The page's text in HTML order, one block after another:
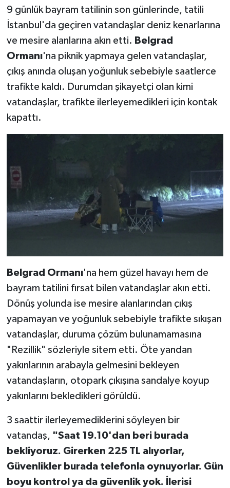
9 günlük bayram tatilinin son günlerinde, tatili
İstanbul'da geçiren vatandaşlar deniz kenarlarına
ve mesire alanlarına akın etti. Belgrad
Ormanı'na piknik yapmaya gelen vatandaşlar,
çıkış anında oluşan yoğunluk sebebiyle saatlerce
trafikte kaldı. Durumdan şikayetçi olan kimi
vatandaşlar, trafikte ilerleyemedikleri için kontak
kapattı.
Belgrad Ormanı'na hem güzel havayı hem de
bayram tatilini fırsat bilen vatandaşlar akın etti.
Dönüş yolunda ise mesire alanlarından çıkış
yapamayan ve yoğunluk sebebiyle trafikte sıkışan
vatandaşlar, duruma çözüm bulunamamasına
"Rezillik" sözleriyle sitem etti. Öte yandan
yakınlarının arabayla gelmesini bekleyen
vatandaşların, otopark çıkışına sandalye koyup
yakınlarını bekledikleri görüldü.
3 saattir ilerleyemediklerini söyleyen bir
vatandaş, "Saat 19.10'dan beri burada
bekliyoruz. Girerken 225 TL alıyorlar,
Güvenlikler burada telefonla oynuyorlar. Gün
boyu kontrol ya da güvenlik yok. İlerisi